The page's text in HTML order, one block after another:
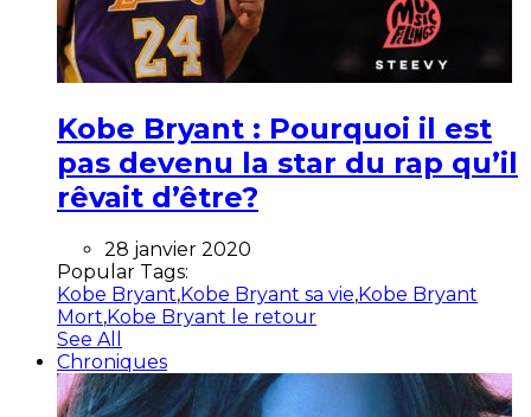
Kobe Bryant : Pourquoi il est
pas devenu la star du rap qu’il
rêvait d’être?
28 janvier 2020
Popular Tags:
Kobe Bryant,Kobe Bryant sa vie,Kobe Bryant
Mort,Kobe Bryant le retour
See All
Chroniques